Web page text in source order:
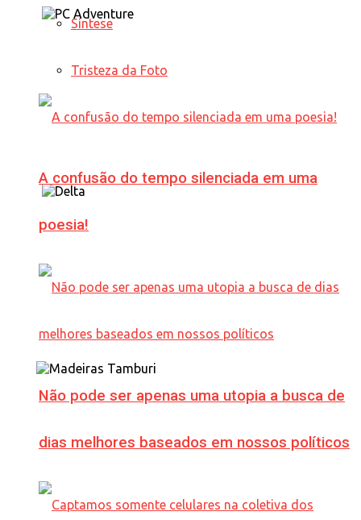
Síntese
Tristeza da Foto
A confusão do tempo silenciada em uma
poesia!
Não pode ser apenas uma utopia a busca de
dias melhores baseados em nossos políticos